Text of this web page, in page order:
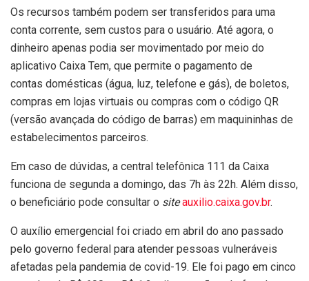
Os recursos também podem ser transferidos para uma
conta corrente, sem custos para o usuário. Até agora, o
dinheiro apenas podia ser movimentado por meio do
aplicativo Caixa Tem, que permite o pagamento de
contas domésticas (água, luz, telefone e gás), de boletos,
compras em lojas virtuais ou compras com o código QR
(versão avançada do código de barras) em maquininhas de
estabelecimentos parceiros.
Em caso de dúvidas, a central telefônica 111 da Caixa
funciona de segunda a domingo, das 7h às 22h. Além disso,
o beneficiário pode consultar o site auxilio.caixa.gov.br.
O auxílio emergencial foi criado em abril do ano passado
pelo governo federal para atender pessoas vulneráveis
afetadas pela pandemia de covid-19. Ele foi pago em cinco